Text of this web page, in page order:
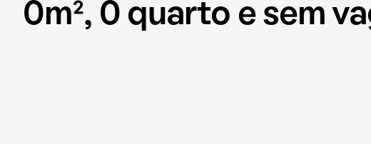
0m², 0 quarto e sem